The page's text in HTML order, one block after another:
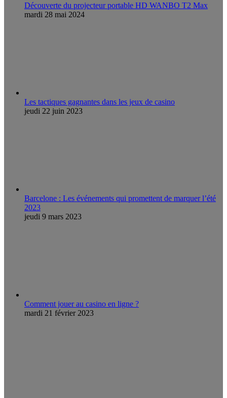
Découverte du projecteur portable HD WANBO T2 Max
mardi 28 mai 2024
Les tactiques gagnantes dans les jeux de casino
jeudi 22 juin 2023
Barcelone : Les événements qui promettent de marquer l’été
2023
jeudi 9 mars 2023
Comment jouer au casino en ligne ?
mardi 21 février 2023